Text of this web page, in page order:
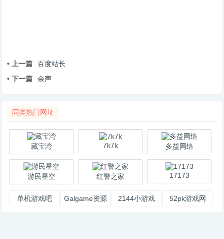
• 上一篇
百度站长
• 下一篇
余声
同类热门网址
藏宝湾 7k7k 多益网络
游民星空 红警之家 17173
单机游戏吧
Galgame资源
2144小游戏 52pk游戏网